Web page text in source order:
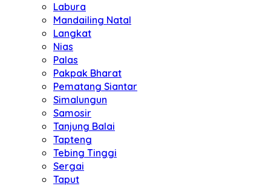
Labura
Mandailing Natal
Langkat
Nias
Palas
Pakpak Bharat
Pematang Siantar
Simalungun
Samosir
Tanjung Balai
Tapteng
Tebing Tinggi
Sergai
Taput